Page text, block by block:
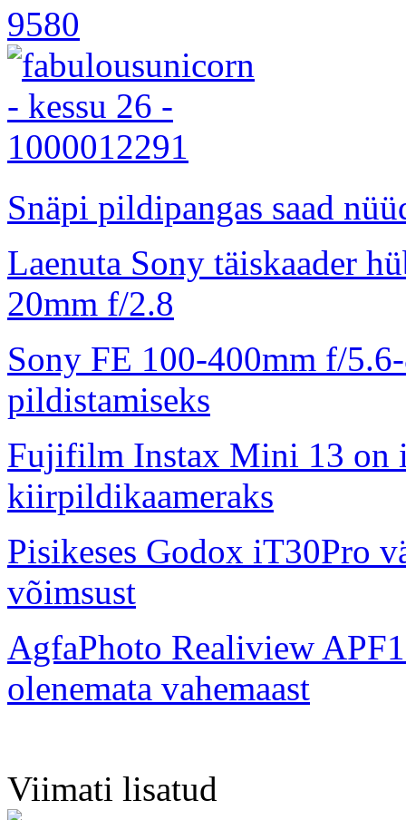
Snäpi pildipangas saad
Laenuta Sony täiskaader
20mm f/2.8
Sony FE 100-400mm f/
pildistamiseks
Fujifilm Instax Mini 13 on
kiirpildikaameraks
Pisikeses Godox iT30Pro
võimsust
AgfaPhoto Realiview
olenemata vahemaast
Viimati lisatud